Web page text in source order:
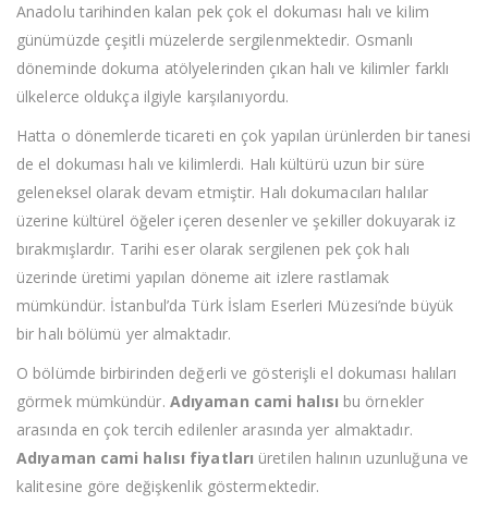
Anadolu tarihinden kalan pek çok el dokuması halı ve kilim
günümüzde çeşitli müzelerde sergilenmektedir. Osmanlı
döneminde dokuma atölyelerinden çıkan halı ve kilimler farklı
ülkelerce oldukça ilgiyle karşılanıyordu.
Hatta o dönemlerde ticareti en çok yapılan ürünlerden bir tanesi
de el dokuması halı ve kilimlerdi. Halı kültürü uzun bir süre
geleneksel olarak devam etmiştir. Halı dokumacıları halılar
üzerine kültürel öğeler içeren desenler ve şekiller dokuyarak iz
bırakmışlardır. Tarihi eser olarak sergilenen pek çok halı
üzerinde üretimi yapılan döneme ait izlere rastlamak
mümkündür. İstanbul’da Türk İslam Eserleri Müzesi’nde büyük
bir halı bölümü yer almaktadır.
O bölümde birbirinden değerli ve gösterişli el dokuması halıları
görmek mümkündür. Adıyaman cami halısı bu örnekler
arasında en çok tercih edilenler arasında yer almaktadır.
Adıyaman cami halısı fiyatları üretilen halının uzunluğuna ve
kalitesine göre değişkenlik göstermektedir.